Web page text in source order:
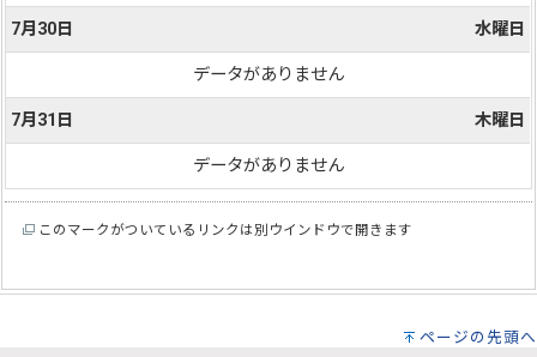
7月30日 水曜日
データがありません
7月31日 木曜日
データがありません
このマークがついているリンクは別ウインドウで開きます
ページの先頭へ